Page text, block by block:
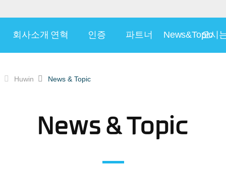
회사소개 연혁 인증 파트너 News&Topic
오시
Huwin News & Topic
News & Topic